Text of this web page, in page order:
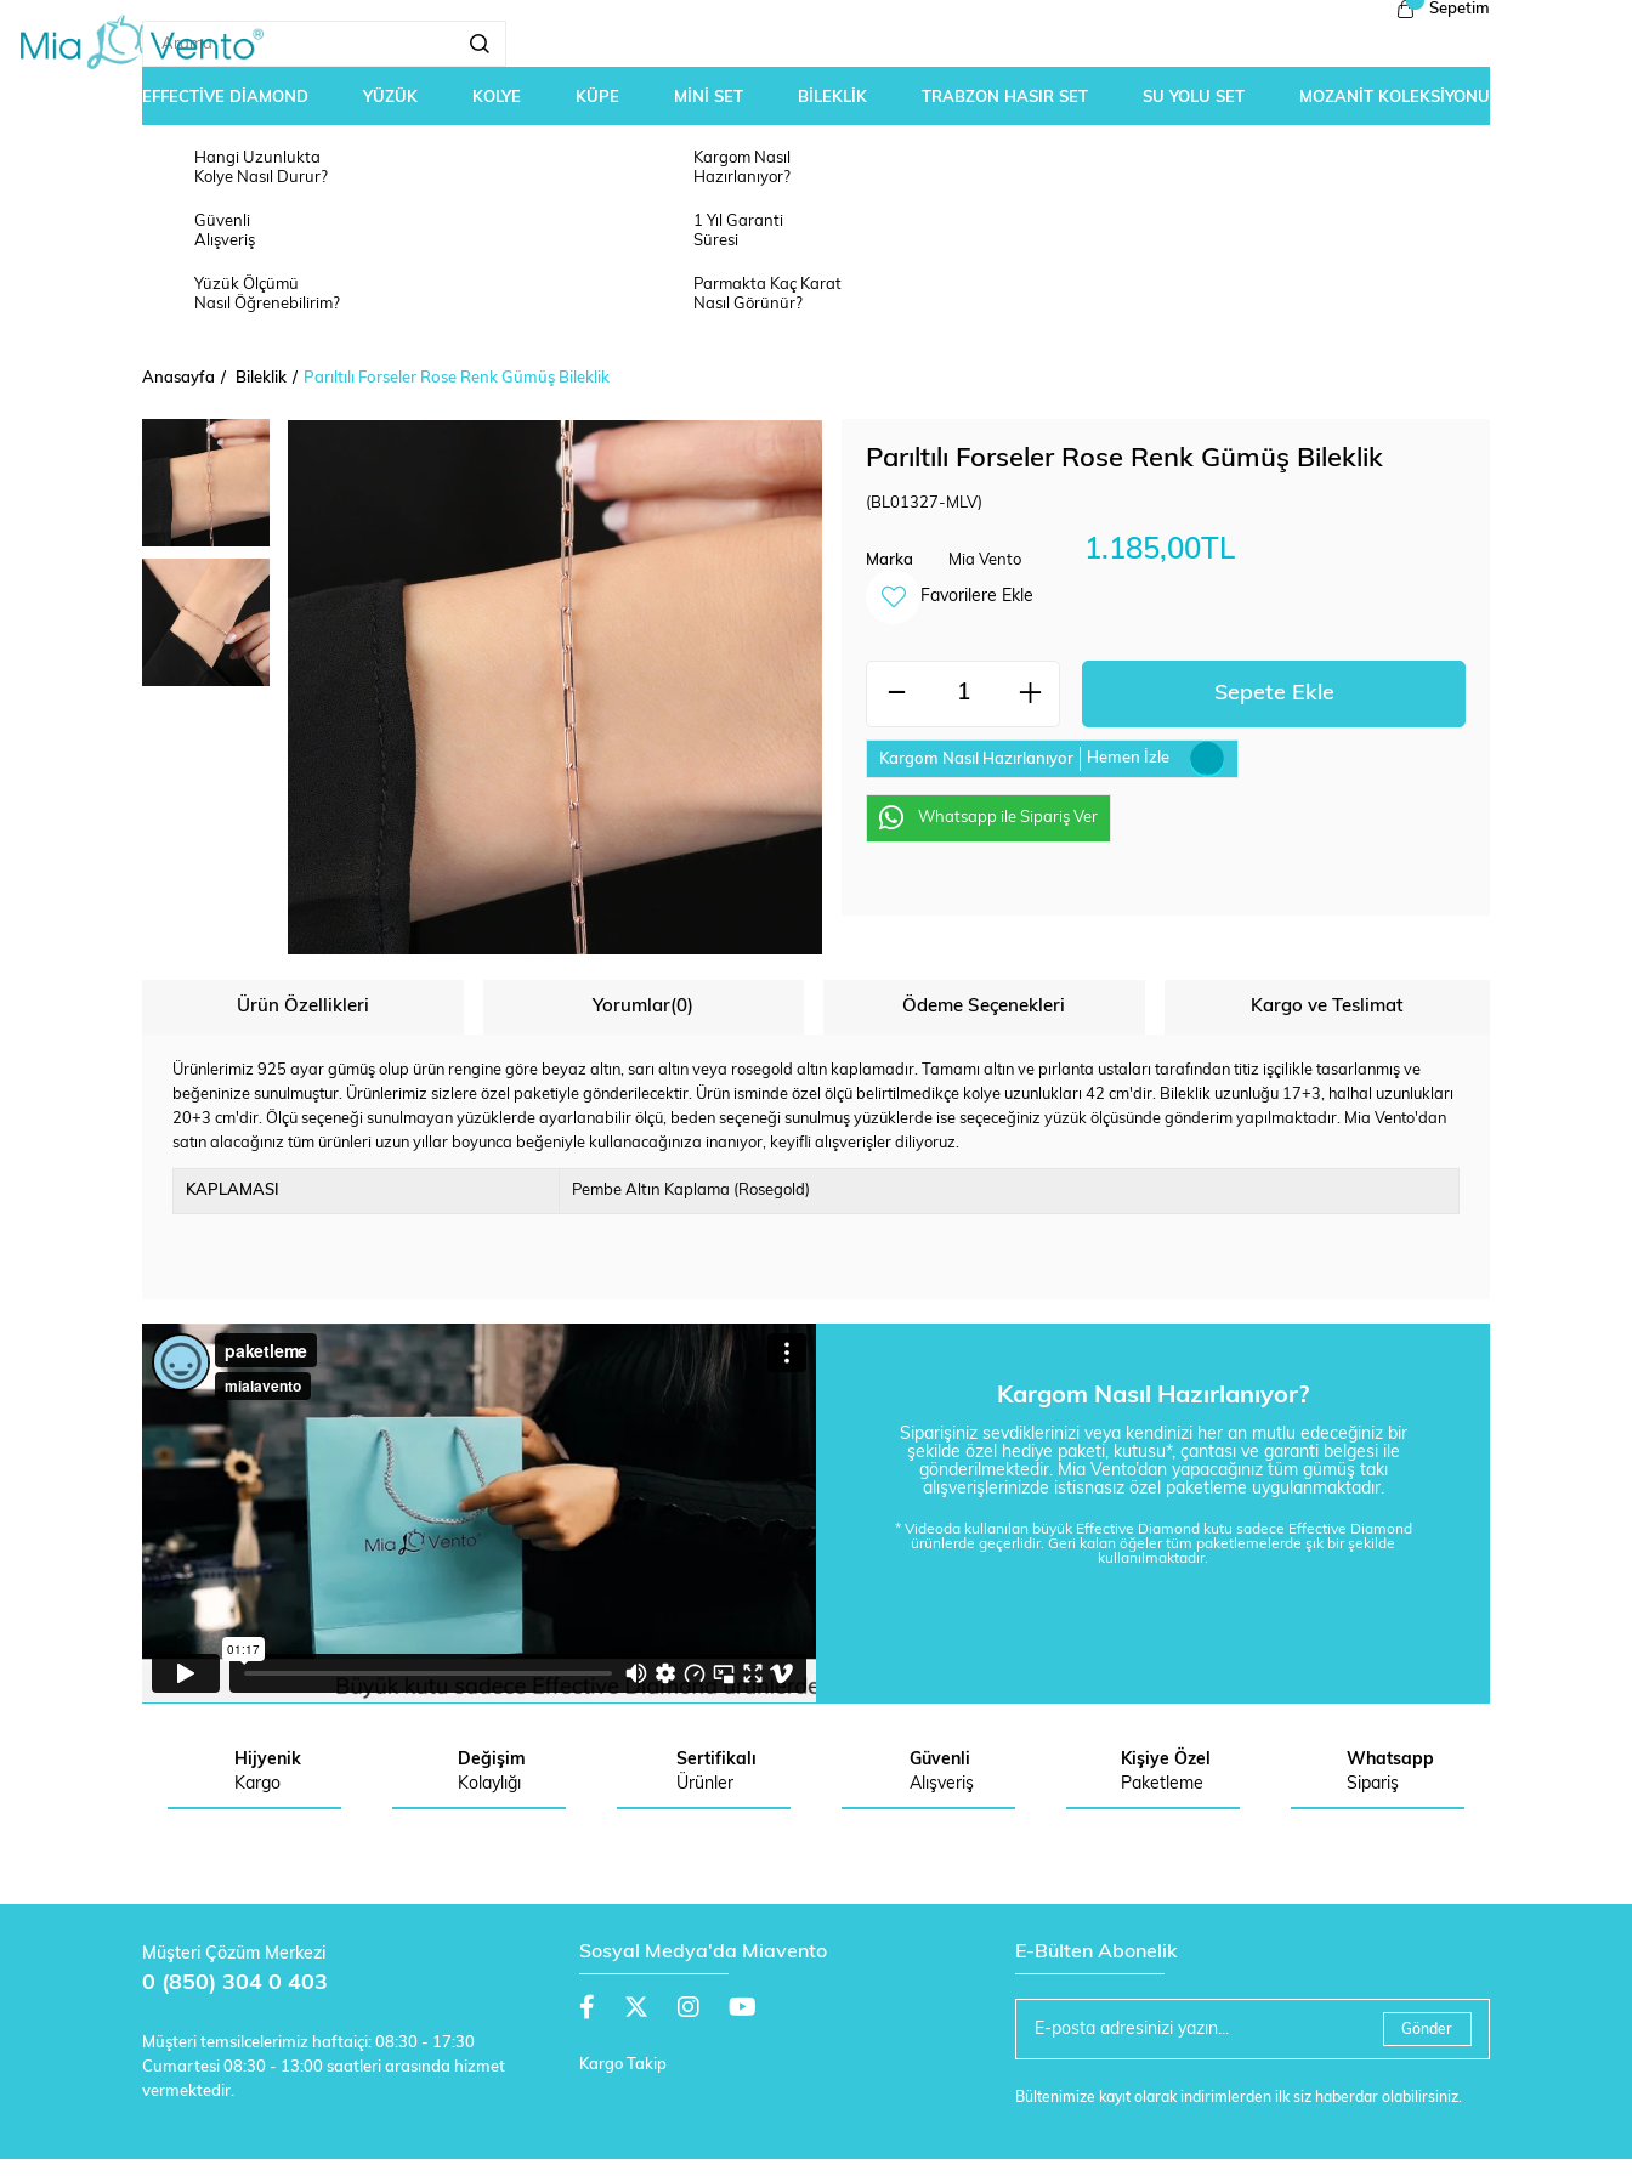
Sepetim
EFFECTİVE DİAMOND YÜZÜK KOLYE KÜPE MİNİ SET BİLEKLİK TRABZON HASIR SET SU YOLU SET MOZANİT KOLEKSİYONU
Hangi Uzunlukta
Kolye Nasıl Durur?
Kargom Nasıl
Hazırlanıyor?
Güvenli
Alışveriş
1 Yıl Garanti
Süresi
Yüzük Ölçümü
Nasıl Öğrenebilirim?
Parmakta Kaç Karat
Nasıl Görünür?
Anasayfa Bileklik Parıltılı Forseler Rose Renk Gümüş Bileklik
Parıltılı Forseler Rose Renk Gümüş Bileklik
(BL01327-MLV)
Marka Mia Vento 1.185,00TL
Favorilere Ekle
Kargom Nasıl Hazırlanıyor Hemen İzle
Whatsapp ile Sipariş Ver
Ürün Özellikleri Yorumlar(0) Ödeme Seçenekleri Kargo ve Teslimat
Ürünlerimiz 925 ayar gümüş olup ürün rengine göre beyaz altın, sarı altın veya rosegold altın kaplamadır. Tamamı altın ve pırlanta ustaları tarafından titiz işçilikle tasarlanmış ve
beğeninize sunulmuştur. Ürünlerimiz sizlere özel paketiyle gönderilecektir. Ürün isminde özel ölçü belirtilmedikçe kolye uzunlukları 42 cm'dir. Bileklik uzunluğu 17+3, halhal uzunlukları
20+3 cm'dir. Ölçü seçeneği sunulmayan yüzüklerde ayarlanabilir ölçü, beden seçeneği sunulmuş yüzüklerde ise seçeceğiniz yüzük ölçüsünde gönderim yapılmaktadır. Mia Vento'dan
satın alacağınız tüm ürünleri uzun yıllar boyunca beğeniyle kullanacağınıza inanıyor, keyifli alışverişler diliyoruz.
KAPLAMASI Pembe Altın Kaplama (Rosegold)
Kargom Nasıl Hazırlanıyor?
Siparişiniz sevdiklerinizi veya kendinizi her an mutlu edeceğiniz bir
şekilde özel hediye paketi, kutusu*, çantası ve garanti belgesi ile
gönderilmektedir. Mia Vento’dan yapacağınız tüm gümüş takı
alışverişlerinizde istisnasız özel paketleme uygulanmaktadır.
* Videoda kullanılan büyük Effective Diamond kutu sadece Effective Diamond
ürünlerde geçerlidir. Geri kalan öğeler tüm paketlemelerde şık bir şekilde
kullanılmaktadır.
Hijyenik
Kargo
Değişim
Kolaylığı
Sertifikalı
Ürünler
Güvenli
Alışveriş
Kişiye Özel
Paketleme
Whatsapp
Sipariş
Müşteri Çözüm Merkezi
0 (850) 304 0 403
Müşteri temsilcelerimiz haftaiçi: 08:30 - 17:30
Cumartesi 08:30 - 13:00 saatleri arasında hizmet
vermektedir.
Sosyal Medya'da Miavento
Kargo Takip
E-Bülten Abonelik
Gönder
Bültenimize kayıt olarak indirimlerden ilk siz haberdar olabilirsiniz.